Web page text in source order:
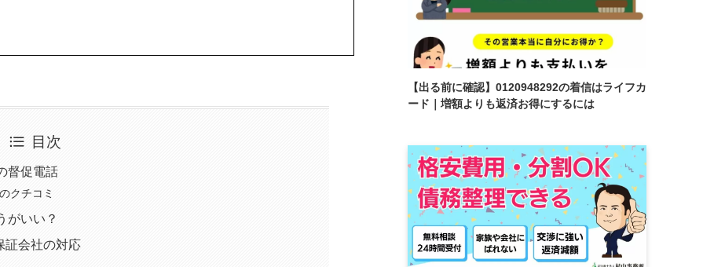
目次
督促電話
クチコミ
がいい？
証会社の対応
【出る前に確認】0120948292の着信はライフカ
ード｜増額よりも返済お得にするには